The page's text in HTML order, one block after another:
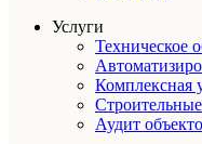
Услуги
Техническое
Комплексная
Аудит